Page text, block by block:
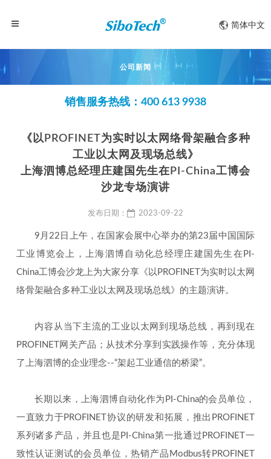
简体中文
公司新闻
销售服务热线：400 613 9938
《以PROFINET为实时以太网络骨架融合多种
工业以太网及现场总线》
上海泗博总经理庄建国先生在PI-China工博会
沙龙专场演讲
发布日期： 2023-09-22
9月22日上午，在国家会展中心举办的第23届中国国际
工业博览会上，上海泗博自动化总经理庄建国先生在PI-
China工博会沙龙上为大家分享《以PROFINET为实时以太网
络骨架融合多种工业以太网及现场总线》的主题演讲。
内容从当下主流的工业以太网到现场总线，再到现在
PROFINET网关产品；从技术分享到实践操作等，充分体现
了上海泗博的企业理念--“架起工业通信的桥梁”。
长期以来，上海泗博自动化作为PI-China的会员单位，
一直致力于PROFINET协议的研发和拓展，推出PROFINET
系列诸多产品，并且也是PI-China第一批通过PROFINET一
致性认证测试的会员单位，热销产品Modbus转PROFINET